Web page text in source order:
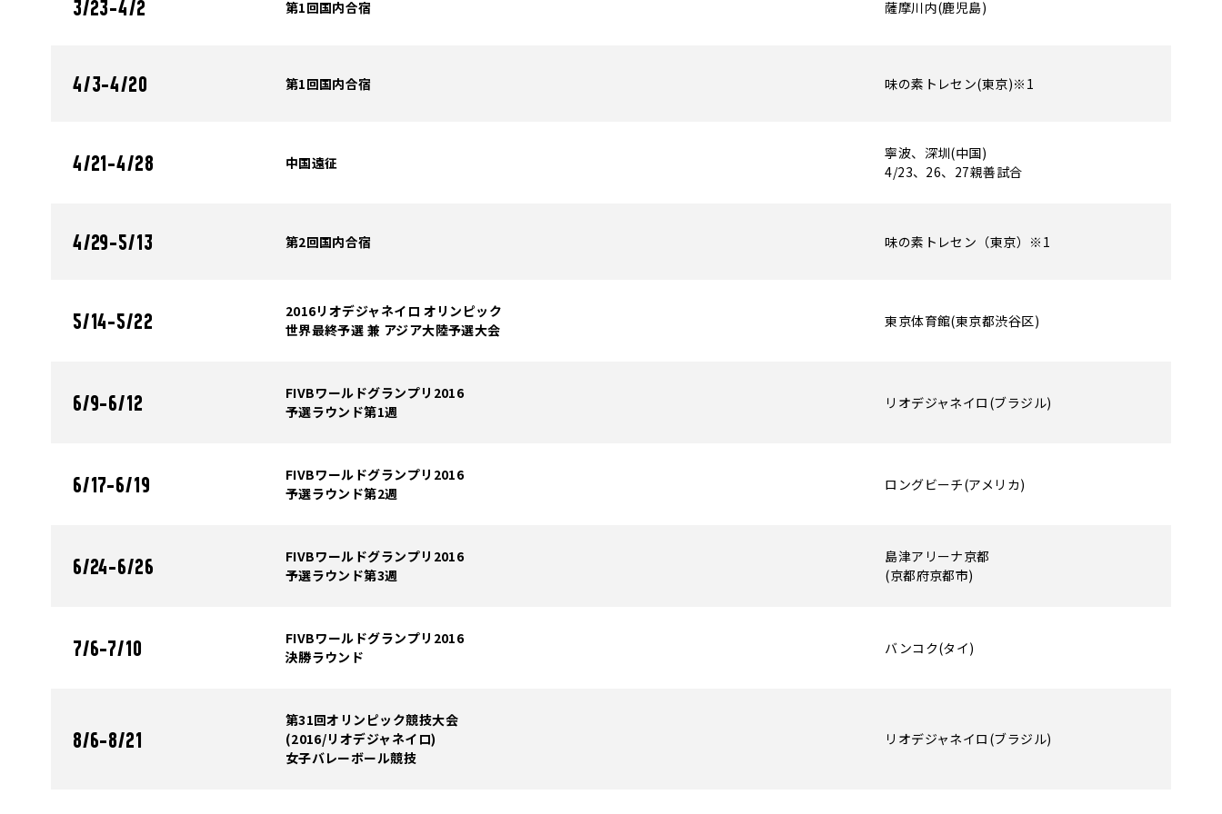
3/23-4/2 第1回国内合宿 薩摩川内(鹿児島)
4/3-4/20 第1回国内合宿 味の素トレセン(東京)※1
4/21-4/28 中国遠征
寧波、深圳(中国)
4/23、26、27親善試合
4/29-5/13 第2回国内合宿 味の素トレセン（東京）※1
5/14-5/22
2016リオデジャネイロ オリンピック
世界最終予選 兼 アジア大陸予選大会
東京体育館(東京都渋谷区)
6/9-6/12
FIVBワールドグランプリ2016
予選ラウンド第1週
リオデジャネイロ(ブラジル)
6/17-6/19
FIVBワールドグランプリ2016
予選ラウンド第2週
ロングビーチ(アメリカ)
6/24-6/26
FIVBワールドグランプリ2016
予選ラウンド第3週
島津アリーナ京都
(京都府京都市)
7/6-7/10
FIVBワールドグランプリ2016
決勝ラウンド
バンコク(タイ)
8/6-8/21
第31回オリンピック競技大会
(2016/リオデジャネイロ)
女子バレーボール競技
リオデジャネイロ(ブラジル)